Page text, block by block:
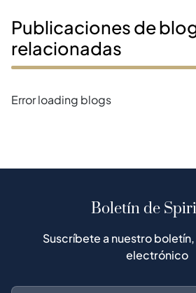
Publicaciones de
relacionadas
Error loading blogs
Boletín de
Suscríbete a nuestro
electrónico